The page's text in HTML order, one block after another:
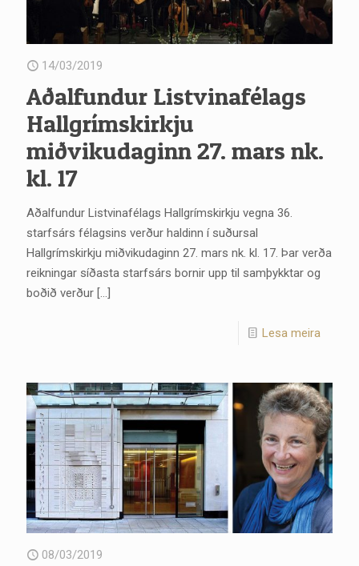
14/03/2019
Aðalfundur Listvinafélags
Hallgrímskirkju
miðvikudaginn 27. mars nk.
kl. 17
Aðalfundur Listvinafélags Hallgrímskirkju vegna 36.
starfsárs félagsins verður haldinn í suðursal
Hallgrímskirkju miðvikudaginn 27. mars nk. kl. 17. Þar verða
reikningar síðasta starfsárs bornir upp til samþykktar og
boðið verður […]
Lesa meira
08/03/2019